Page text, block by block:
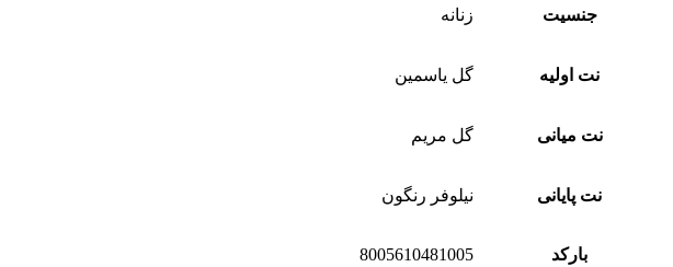
جنسیت زنانه
نت اولیه گل یاسمین
نت میانی گل مریم
نت پایانی نیلوفر رنگون
بارکد 8005610481005